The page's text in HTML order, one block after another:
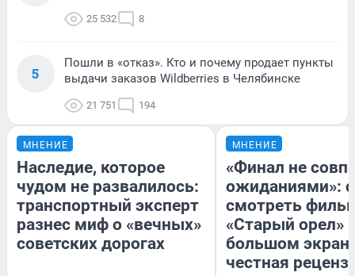
25 532 8
5
Пошли в «отказ». Кто и почему продает пункты
выдачи заказов Wildberries в Челябинске
21 751 194
МНЕНИЕ
Наследие, которое
чудом не развалилось:
транспортный эксперт
разнес миф о «вечных»
советских дорогах
МНЕНИЕ
«Финал не
ожиданиями»:
смотреть
«Старый орел»
большом
честная